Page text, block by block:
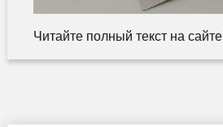
Читайте полный текст на сайте